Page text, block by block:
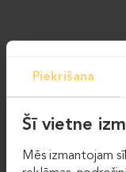
Piekrišana
Šī vietne
Mēs izmantojam